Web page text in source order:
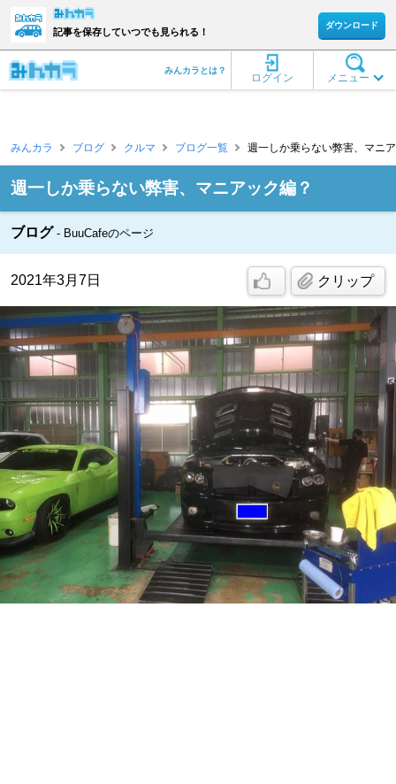
記事を保存していつでも見られる！
ダウンロード
メニュー
ログイン
みんカラとは？
みんカラ ブログ クルマ ブログ一覧 週一しか乗らない弊害、マニ
週一しか乗らない弊害、マニアック編？
ブログ BuuCafeのページ
2021年3月7日 クリップ